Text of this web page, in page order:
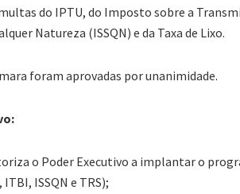
do IPTU, do Imposto sobre a
Natureza (ISSQN) e da Taxa de Lixo.
foram aprovadas por unanimidade.
o Poder Executivo a implantar o
ISSQN e TRS);